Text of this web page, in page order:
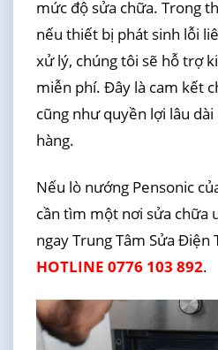
mức độ sửa chữa. Trong
nếu thiết bị phát sinh lỗi
xử lý, chúng tôi sẽ hỗ trợ
miễn phí. Đây là cam kết
cũng như quyền lợi lâu
hàng.
Nếu lò nướng Pensonic
cần tìm một nơi sửa chữa
ngay Trung Tâm Sửa Điện
HOTLINE 0776 103 892.